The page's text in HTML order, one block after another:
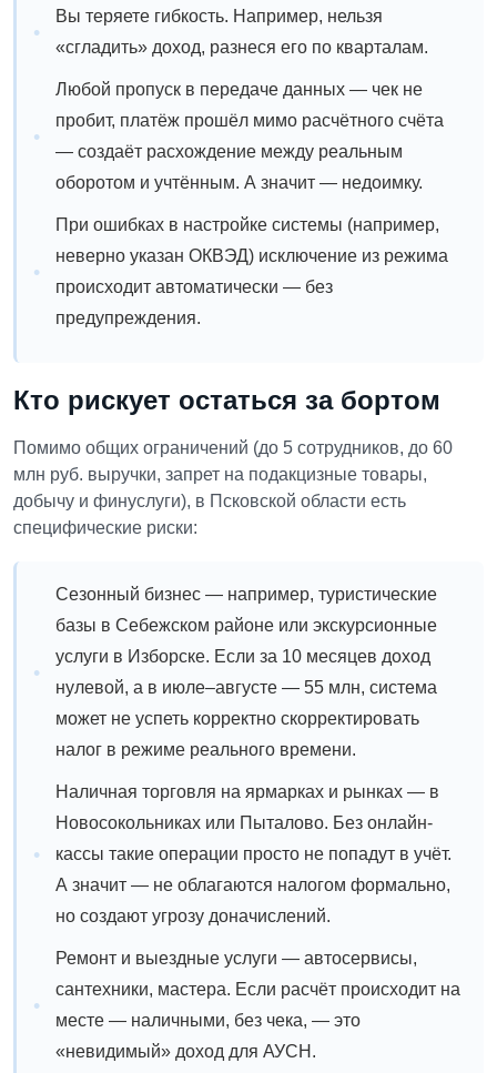
Вы теряете гибкость. Например, нельзя
«сгладить» доход, разнеся его по кварталам.
Любой пропуск в передаче данных — чек не
пробит, платёж прошёл мимо расчётного счёта
— создаёт расхождение между реальным
оборотом и учтённым. А значит — недоимку.
При ошибках в настройке системы (например,
неверно указан ОКВЭД) исключение из режима
происходит автоматически — без
предупреждения.
Кто рискует остаться за бортом
Помимо общих ограничений (до 5 сотрудников, до 60
млн руб. выручки, запрет на подакцизные товары,
добычу и финуслуги), в Псковской области есть
специфические риски:
Сезонный бизнес — например, туристические
базы в Себежском районе или экскурсионные
услуги в Изборске. Если за 10 месяцев доход
нулевой, а в июле–августе — 55 млн, система
может не успеть корректно скорректировать
налог в режиме реального времени.
Наличная торговля на ярмарках и рынках — в
Новосокольниках или Пыталово. Без онлайн-
кассы такие операции просто не попадут в учёт.
А значит — не облагаются налогом формально,
но создают угрозу доначислений.
Ремонт и выездные услуги — автосервисы,
сантехники, мастера. Если расчёт происходит на
месте — наличными, без чека, — это
«невидимый» доход для АУСН.